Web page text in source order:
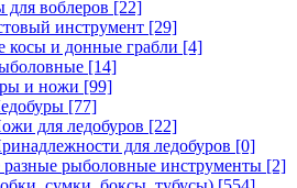
воблеров [22]
инструмент [29]
косы и донные грабли [4]
[14]
и ножи [99]
[77]
для ледобуров [22]
для ледобуров [0]
разные рыболовные инструменты [2]